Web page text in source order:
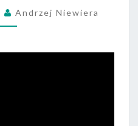
SZKOLNEGO
W
Andrzej Niewiera